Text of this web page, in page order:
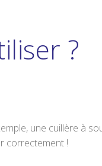
?
une cuillère à
correctement !